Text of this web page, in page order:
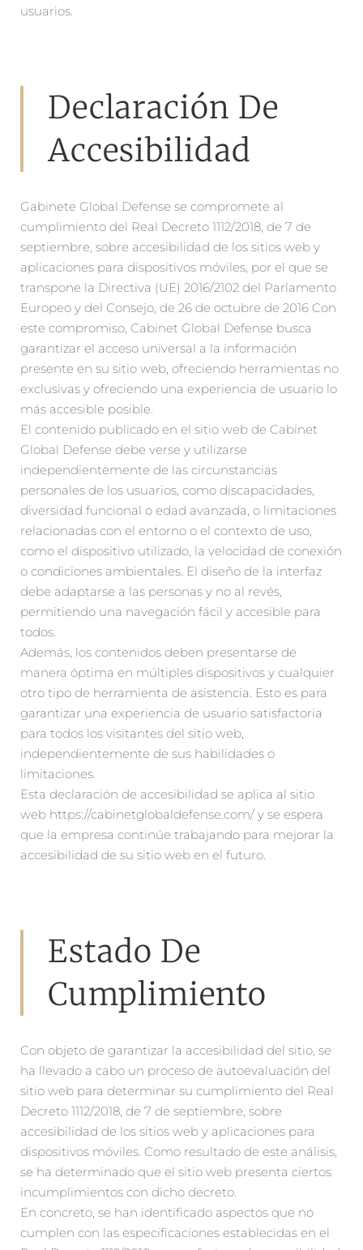
usuarios.
Declaración De
Accesibilidad​
Gabinete Global Defense se compromete al
cumplimiento del Real Decreto 1112/2018, de 7 de
septiembre, sobre accesibilidad de los sitios web y
aplicaciones para dispositivos móviles, por el que se
transpone la Directiva (UE) 2016/2102 del Parlamento
Europeo y del Consejo, de 26 de octubre de 2016 Con
este compromiso, Cabinet Global Defense busca
garantizar el acceso universal a la información
presente en su sitio web, ofreciendo herramientas no
exclusivas y ofreciendo una experiencia de usuario lo
más accesible posible.
El contenido publicado en el sitio web de Cabinet
Global Defense debe verse y utilizarse
independientemente de las circunstancias
personales de los usuarios, como discapacidades,
diversidad funcional o edad avanzada, o limitaciones
relacionadas con el entorno o el contexto de uso,
como el dispositivo utilizado, la velocidad de conexión
o condiciones ambientales. El diseño de la interfaz
debe adaptarse a las personas y no al revés,
permitiendo una navegación fácil y accesible para
todos.
Además, los contenidos deben presentarse de
manera óptima en múltiples dispositivos y cualquier
otro tipo de herramienta de asistencia. Esto es para
garantizar una experiencia de usuario satisfactoria
para todos los visitantes del sitio web,
independientemente de sus habilidades o
limitaciones.
Esta declaración de accesibilidad se aplica al sitio
web https://cabinetglobaldefense.com/ y se espera
que la empresa continúe trabajando para mejorar la
accesibilidad de su sitio web en el futuro.
Estado De
Cumplimiento
Con objeto de garantizar la accesibilidad del sitio, se
ha llevado a cabo un proceso de autoevaluación del
sitio web para determinar su cumplimiento del Real
Decreto 1112/2018, de 7 de septiembre, sobre
accesibilidad de los sitios web y aplicaciones para
dispositivos móviles. Como resultado de este análisis,
se ha determinado que el sitio web presenta ciertos
incumplimientos con dicho decreto.
En concreto, se han identificado aspectos que no
cumplen con las especificaciones establecidas en el